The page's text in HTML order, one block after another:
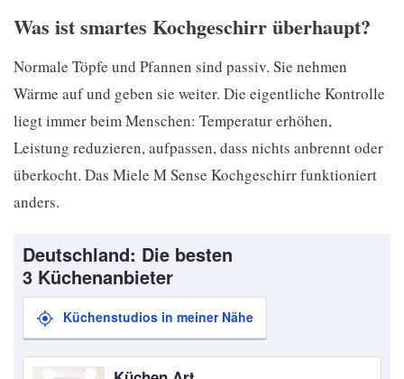
Was ist smartes Kochgeschirr überhaupt?
Normale Töpfe und Pfannen sind passiv. Sie nehmen
Wärme auf und geben sie weiter. Die eigentliche Kontrolle
liegt immer beim Menschen: Temperatur erhöhen,
Leistung reduzieren, aufpassen, dass nichts anbrennt oder
überkocht. Das Miele M Sense Kochgeschirr funktioniert
anders.
Deutschland: Die besten
3 Küchenanbieter
Küchenstudios in meiner Nähe